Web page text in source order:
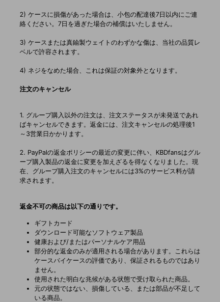
2) ケースに損傷があった場合は、小包の配達後7日以内にご連
絡ください。7日を過ぎた場合の補償はいたしません。
3) ケースまたは真鍮製ウェイトのわずかな傷は、当社の品質レ
ベルで許容されます。
4) ネジをなめた場合、これは保証の対象外となります。
注文のキャンセル
1. グループ購入以外の注文は、注文ステータスが未発送であれ
ばキャンセルできます。返金には、注文キャンセルの処理後1
～3営業日かかります。
2. PayPalの返金ポリシーの最近の変更に伴い、KBDfansはグル
ープ購入製品の返金に変更を加えざるを得なくなりました。現
在、グループ購入注文のキャンセルには3%のサービス料が請
求されます。
返金不可の商品は以下の通りです。
ギフトカード
ダウンロード可能なソフトウェア製品
健康および/またはパーソナルケア用品
部分的な返金のみが適用される場合があります。これらは
ケースバイケースの評価であり、保証されるものではあり
ません。
使用された明白な兆候がある状態で受け取られた商品。
元の状態ではない、損傷している、または部品が不足して
いる商品。